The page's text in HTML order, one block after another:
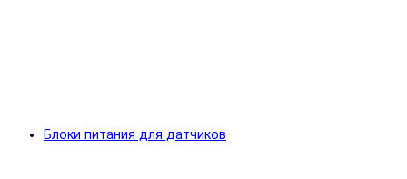
Блоки питания для датчиков